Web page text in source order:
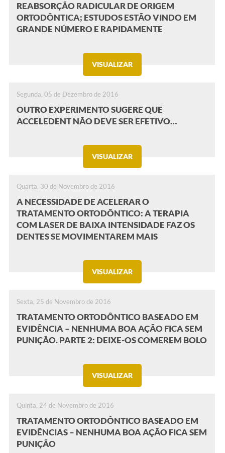
REABSORÇÃO RADICULAR DE ORIGEM
ORTODÔNTICA; ESTUDOS ESTÃO VINDO EM
GRANDE NÚMERO E RAPIDAMENTE
VISUALIZAR
Segunda, 05 de Dezembro de 2016
OUTRO EXPERIMENTO SUGERE QUE
ACCELEDENT NÃO DEVE SER EFETIVO…
VISUALIZAR
Quarta, 30 de Novembro de 2016
A NECESSIDADE DE ACELERAR O
TRATAMENTO ORTODÔNTICO: A TERAPIA
COM LASER DE BAIXA INTENSIDADE FAZ OS
DENTES SE MOVIMENTAREM MAIS
VISUALIZAR
Sexta, 25 de Novembro de 2016
TRATAMENTO ORTODÔNTICO BASEADO EM
EVIDÊNCIA – NENHUMA BOA AÇÃO FICA SEM
PUNIÇÃO. PARTE 2: DEIXE-OS COMEREM BOLO
VISUALIZAR
Quinta, 24 de Novembro de 2016
TRATAMENTO ORTODÔNTICO BASEADO EM
EVIDÊNCIAS – NENHUMA BOA AÇÃO FICA SEM
PUNIÇÃO